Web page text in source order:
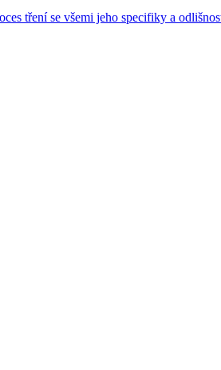
tření se všemi jeho specifiky a